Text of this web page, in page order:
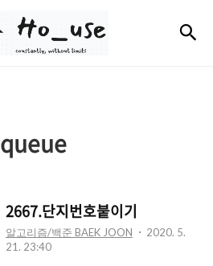
Ho_use
queue
2667.단지번호붙이기
알고리즘/백준 BAEK JOON
2020. 5.
21. 23:40